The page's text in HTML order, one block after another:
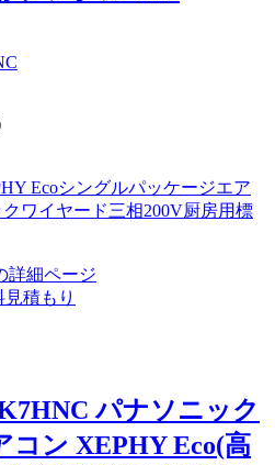
Ecoシングルパッケージエア
ワイヤード三相200V厨房用標
パナソニック
コン XEPHY Eco(高